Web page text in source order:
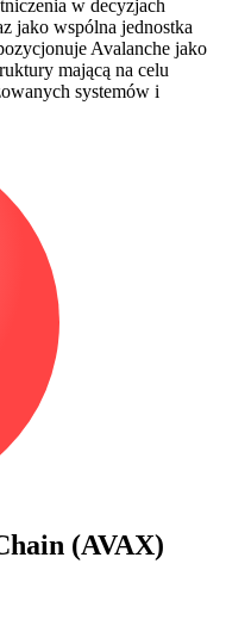
w decyzjach
jako wspólna jednostka
Avalanche jako
mającą na celu
systemów i
(AVAX)